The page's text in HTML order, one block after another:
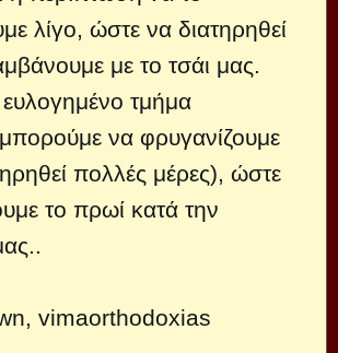
λίγο, ώστε να διατηρηθεί
με το τσάι μας.
τμήμα
να φρυγανίζουμε
πολλές μέρες), ώστε
το πρωί κατά την
vimaorthodoxias